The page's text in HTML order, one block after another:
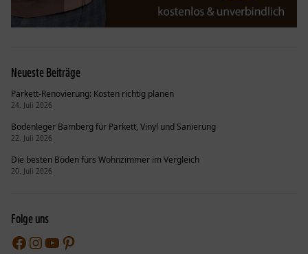
Neueste Beiträge
Parkett-Renovierung: Kosten richtig planen
24. Juli 2026
Bodenleger Bamberg für Parkett, Vinyl und Sanierung
22. Juli 2026
Die besten Böden fürs Wohnzimmer im Vergleich
20. Juli 2026
Folge uns
Facebook
Instagram
YouTube
Pinterest